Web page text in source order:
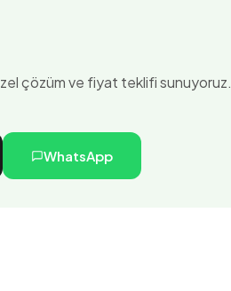
çözüm ve fiyat teklifi sunuyoruz.
WhatsApp